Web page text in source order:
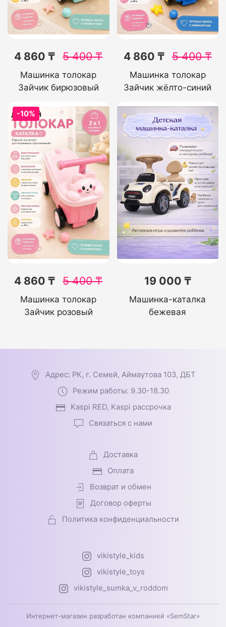
4 860 ₸ 5 400₸
Машинка толокар
Зайчик бирюзовый
4 860 ₸ 5 400₸
Машинка толокар
Зайчик жёлто-синий
-10%
4 860 ₸ 5 400₸
Машинка толокар
Зайчик розовый
19 000 ₸
Машинка-каталка
бежевая
Адрес: РК, г. Семей, Аймаутова 103, ДБТ
Режим работы: 9.30-18.30
Kaspi RED, Kaspi рассрочка
Связаться с нами
Доставка
Оплата
Возврат и обмен
Договор оферты
Политика конфиденциальности
vikistyle_kids
vikistyle_toys
vikistyle_sumka_v_roddom
Интернет-магазин разработан компанией «SemStar»